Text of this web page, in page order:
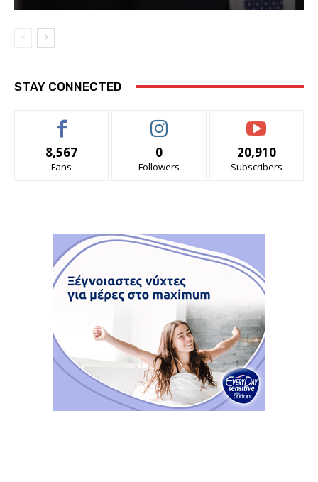
STAY CONNECTED
8,567
Fans
0
Followers
20,910
Subscribers